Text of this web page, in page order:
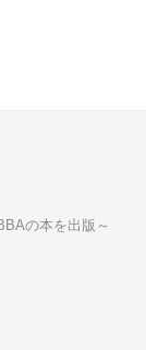
の本を出版～